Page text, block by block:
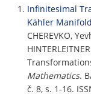
Infinitesimal
Kähler
CHEREVKO,
Mathematics.
č. 8, s. 1-16.